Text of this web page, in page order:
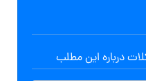
درباره این مطلب